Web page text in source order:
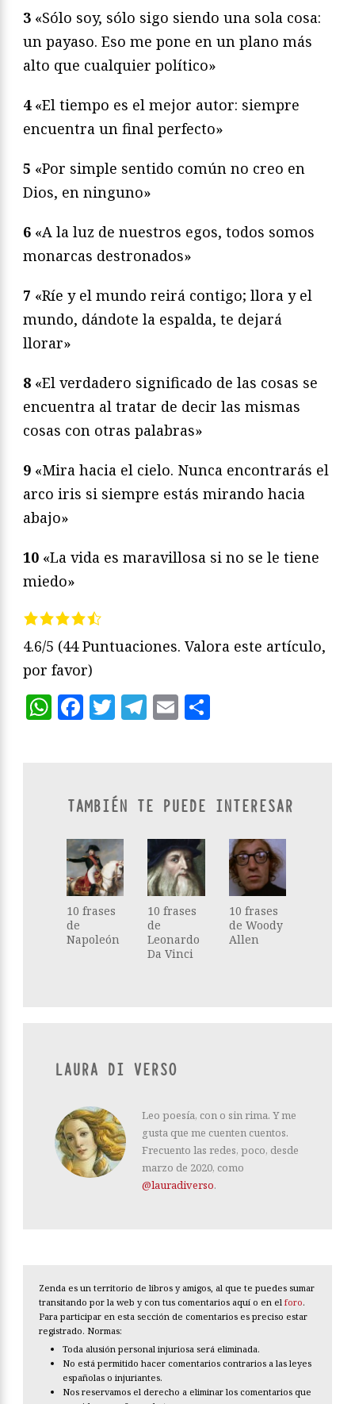
3 «Sólo soy, sólo sigo siendo una sola cosa:
un payaso. Eso me pone en un plano más
alto que cualquier político»
4 «El tiempo es el mejor autor: siempre
encuentra un final perfecto»
5 «Por simple sentido común no creo en
Dios, en ninguno»
6 «A la luz de nuestros egos, todos somos
monarcas destronados»
7 «Ríe y el mundo reirá contigo; llora y el
mundo, dándote la espalda, te dejará
llorar»
8 «El verdadero significado de las cosas se
encuentra al tratar de decir las mismas
cosas con otras palabras»
9 «Mira hacia el cielo. Nunca encontrarás el
arco iris si siempre estás mirando hacia
abajo»
10 «La vida es maravillosa si no se le tiene
miedo»
4.6/5 (44 Puntuaciones. Valora este artículo,
por favor)
WhatsApp
Facebook
Twitter
Telegram
Email
TAMBIÉN TE PUEDE INTERESAR
10 frases
de
Napoleón
10 frases
de
Leonardo
Da Vinci
10 frases
de Woody
Allen
LAURA DI VERSO
Leo poesía, con o sin rima. Y me
gusta que me cuenten cuentos.
Frecuento las redes, poco, desde
marzo de 2020, como
@lauradiverso.
Zenda es un territorio de libros y amigos, al que te puedes sumar
transitando por la web y con tus comentarios aquí o en el foro.
Para participar en esta sección de comentarios es preciso estar
registrado. Normas:
Toda alusión personal injuriosa será eliminada.
No está permitido hacer comentarios contrarios a las leyes
españolas o injuriantes.
Nos reservamos el derecho a eliminar los comentarios que